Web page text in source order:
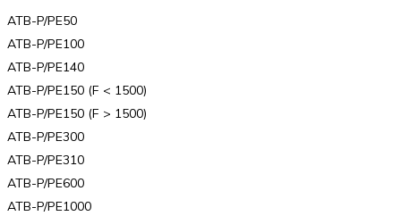
ATB-P/PE50
ATB-P/PE100
ATB-P/PE140
ATB-P/PE150 (F < 1500)
ATB-P/PE150 (F > 1500)
ATB-P/PE300
ATB-P/PE310
ATB-P/PE600
ATB-P/PE1000